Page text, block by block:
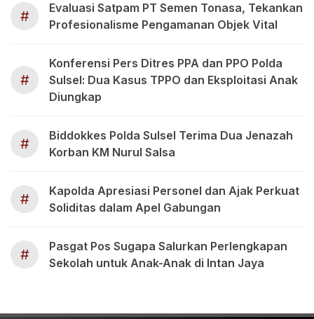
#
Evaluasi Satpam PT Semen Tonasa, Tekankan
Profesionalisme Pengamanan Objek Vital
#
Konferensi Pers Ditres PPA dan PPO Polda
Sulsel: Dua Kasus TPPO dan Eksploitasi Anak
Diungkap
#
Biddokkes Polda Sulsel Terima Dua Jenazah
Korban KM Nurul Salsa
#
Kapolda Apresiasi Personel dan Ajak Perkuat
Soliditas dalam Apel Gabungan
#
Pasgat Pos Sugapa Salurkan Perlengkapan
Sekolah untuk Anak-Anak di Intan Jaya